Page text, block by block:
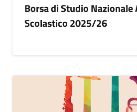
Borsa di Studio Nazionale
Scolastico 2025/26